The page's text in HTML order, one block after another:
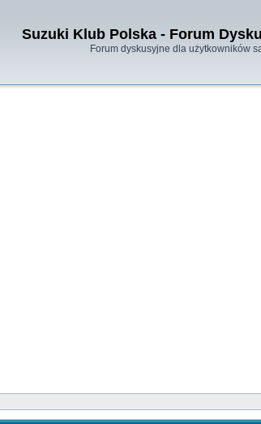
Suzuki Klub Polska - Forum
Forum dyskusyjne dla użytkowników